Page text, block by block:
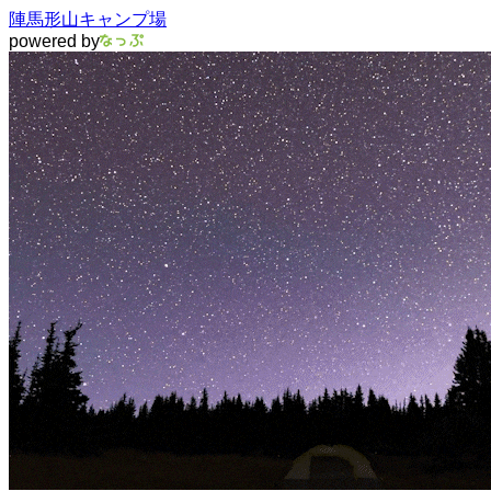
陣馬形山キャンプ場
powered by